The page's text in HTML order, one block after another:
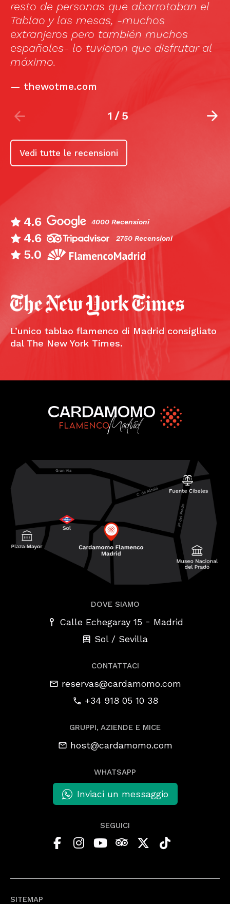
personas que abarrotaban el
y las mesas, -muchos
pero también muchos
lo tuvieron que disfrutar al
una
—
2 /5
Vedi tutte le recensioni
4.6 4000 Recensioni
4.6 2750 Recensioni
5.0
L’unico tablao flamenco di Madrid consigliato
dal The New York Times.
SITEMAP
DOVE SIAMO
Calle Echegaray 15 - Madrid
Sol / Sevilla
CONTATTACI
reservas@cardamomo.com
+34 918 05 10 38
GRUPPI, AZIENDE E MICE
host@cardamomo.com
WHATSAPP
Inviaci un messaggio
SEGUICI